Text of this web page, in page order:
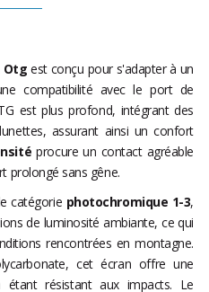
Otg est conçu pour s'adapter à un
compatibilité avec le port de
est plus profond, intégrant des
assurant ainsi un confort
procure un contact agréable
prolongé sans gêne.
catégorie photochromique 1-3,
de luminosité ambiante, ce qui
rencontrées en montagne.
cet écran offre une
résistant aux impacts. Le